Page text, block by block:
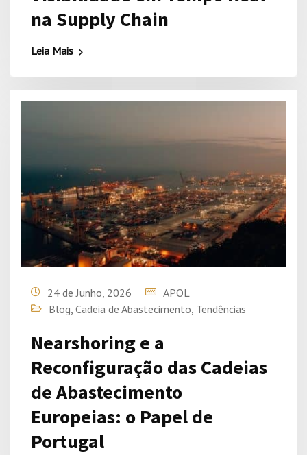
na Supply Chain
Leia Mais
24 de Junho, 2026
APOL
Blog, Cadeia de Abastecimento, Tendências
Nearshoring e a
Reconfiguração das Cadeias
de Abastecimento
Europeias: o Papel de
Portugal